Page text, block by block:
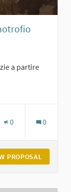
a partire
0 0
PROPOSAL